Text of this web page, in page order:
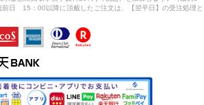
前日 15：00以降に頂戴したご注文は、【翌平日】の受注処理と